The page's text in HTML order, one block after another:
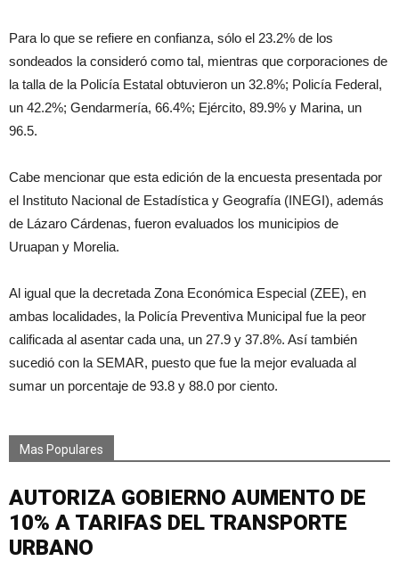
Para lo que se refiere en confianza, sólo el 23.2% de los
sondeados la consideró como tal, mientras que corporaciones de
la talla de la Policía Estatal obtuvieron un 32.8%; Policía Federal,
un 42.2%; Gendarmería, 66.4%; Ejército, 89.9% y Marina, un
96.5.
Cabe mencionar que esta edición de la encuesta presentada por
el Instituto Nacional de Estadística y Geografía (INEGI), además
de Lázaro Cárdenas, fueron evaluados los municipios de
Uruapan y Morelia.
Al igual que la decretada Zona Económica Especial (ZEE), en
ambas localidades, la Policía Preventiva Municipal fue la peor
calificada al asentar cada una, un 27.9 y 37.8%. Así también
sucedió con la SEMAR, puesto que fue la mejor evaluada al
sumar un porcentaje de 93.8 y 88.0 por ciento.
Mas Populares
AUTORIZA GOBIERNO AUMENTO DE
10% A TARIFAS DEL TRANSPORTE
URBANO